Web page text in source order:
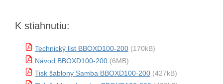
K stiahnutiu:
Technický list BBOXD100-200 (170kB)
Návod BBOXD100-200 (6MB)
Tisk šablony Samba BBOXD100-200 (427kB)